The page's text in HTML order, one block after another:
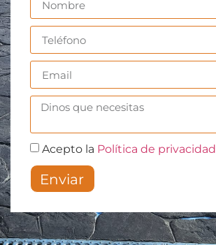
Acepto la Política de privacidad
Enviar